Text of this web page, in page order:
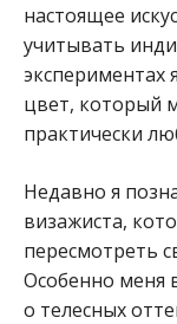
настоящее
учитывать
экспериментах
цвет, который
практически
Недавно я
визажиста,
пересмотреть
Особенно меня
о телесных